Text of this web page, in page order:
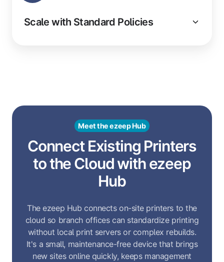
Scale with Standard Policies
Meet the ezeep Hub
Connect Existing Printers
to the Cloud with ezeep
Hub
The ezeep Hub connects on-site printers to the
cloud so branch offices can standardize printing
without local print servers or complex rebuilds.
It's a small, maintenance-free device that brings
new sites online quickly, keeps management